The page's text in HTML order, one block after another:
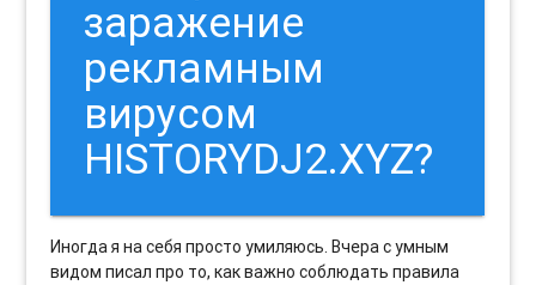
заражение
рекламным
вирусом
HISTORYDJ2.XYZ?
Иногда я на себя просто умиляюсь. Вчера с умным
видом писал про то, как важно соблюдать правила